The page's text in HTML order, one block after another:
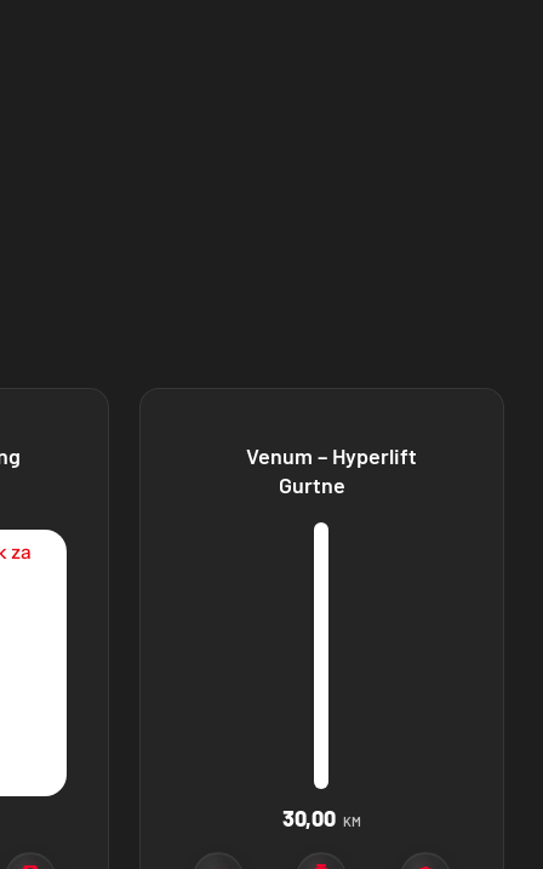
Venum – Hyperlift
Gurtne
30,00 KM